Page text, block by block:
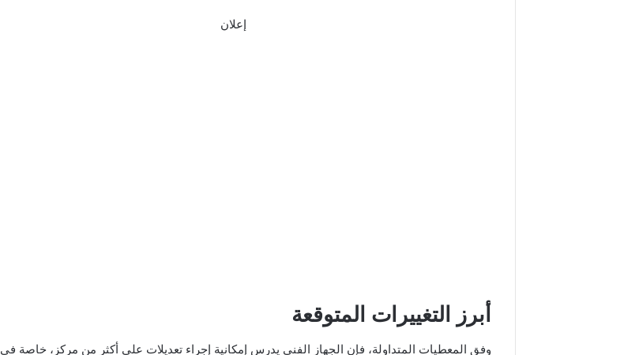
إعلان
أبرز التغييرات المتوقعة
وفق المعطيات المتداولة، فإن الجهاز الفني يدرس إمكانية إجراء تعديلات على أكثر من مركز، خاصة في